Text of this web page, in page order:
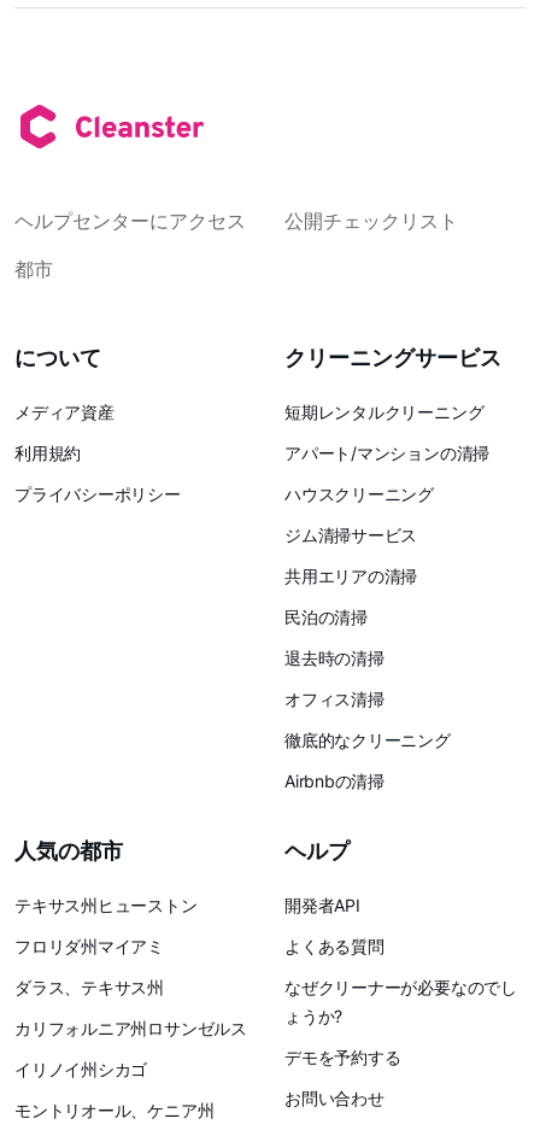
ヘルプセンターにアクセス
公開チェックリスト
都市
について
メディア資産
利用規約
プライバシーポリシー
クリーニングサービス
短期レンタルクリーニング
アパート/マンションの清掃
ハウスクリーニング
ジム清掃サービス
共用エリアの清掃
民泊の清掃
退去時の清掃
オフィス清掃
徹底的なクリーニング
Airbnbの清掃
人気の都市
テキサス州ヒューストン
フロリダ州マイアミ
ダラス、テキサス州
カリフォルニア州ロサンゼルス
イリノイ州シカゴ
モントリオール、ケニア州
ヘルプ
開発者API
よくある質問
なぜクリーナーが必要なのでし
ょうか?
デモを予約する
お問い合わせ